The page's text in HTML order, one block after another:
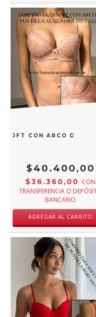
SOFT CON ARCO DE
$40.400,00
$36.360,00 CON
TRANSFERENCIA O
BANCARIO
AGREGAR AL CARRITO
COSSY